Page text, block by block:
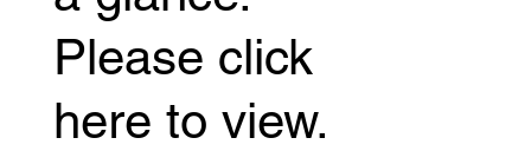
Please click
here to view.